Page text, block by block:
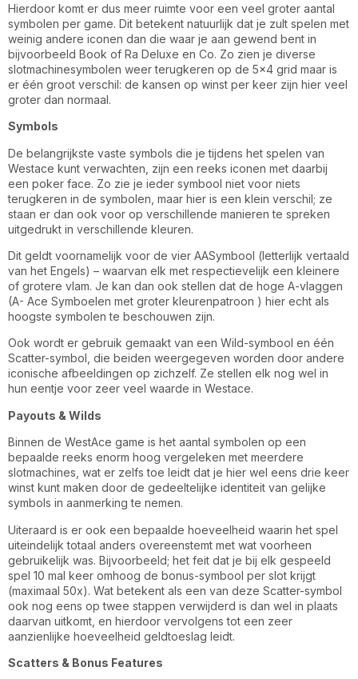
Hierdoor komt er dus meer ruimte voor een veel groter aantal
symbolen per game. Dit betekent natuurlijk dat je zult spelen met
weinig andere iconen dan die waar je aan gewend bent in
bijvoorbeeld Book of Ra Deluxe en Co. Zo zien je diverse
slotmachinesymbolen weer terugkeren op de 5×4 grid maar is
er één groot verschil: de kansen op winst per keer zijn hier veel
groter dan normaal.
Symbols
De belangrijkste vaste symbols die je tijdens het spelen van
Westace kunt verwachten, zijn een reeks iconen met daarbij
een poker face. Zo zie je ieder symbool niet voor niets
terugkeren in de symbolen, maar hier is een klein verschil; ze
staan er dan ook voor op verschillende manieren te spreken
uitgedrukt in verschillende kleuren.
Dit geldt voornamelijk voor de vier AASymbool (letterlijk vertaald
van het Engels) – waarvan elk met respectievelijk een kleinere
of grotere vlam. Je kan dan ook stellen dat de hoge A-vlaggen
(A- Ace Symboelen met groter kleurenpatroon ) hier echt als
hoogste symbolen te beschouwen zijn.
Ook wordt er gebruik gemaakt van een Wild-symbool en één
Scatter-symbol, die beiden weergegeven worden door andere
iconische afbeeldingen op zichzelf. Ze stellen elk nog wel in
hun eentje voor zeer veel waarde in Westace.
Payouts & Wilds
Binnen de WestAce game is het aantal symbolen op een
bepaalde reeks enorm hoog vergeleken met meerdere
slotmachines, wat er zelfs toe leidt dat je hier wel eens drie keer
winst kunt maken door de gedeeltelijke identiteit van gelijke
symbols in aanmerking te nemen.
Uiteraard is er ook een bepaalde hoeveelheid waarin het spel
uiteindelijk totaal anders overeenstemt met wat voorheen
gebruikelijk was. Bijvoorbeeld; het feit dat je bij elk gespeeld
spel 10 mal keer omhoog de bonus-symbool per slot krijgt
(maximaal 50x). Wat betekent als een van deze Scatter-symbol
ook nog eens op twee stappen verwijderd is dan wel in plaats
daarvan uitkomt, en hierdoor vervolgens tot een zeer
aanzienlijke hoeveelheid geldtoeslag leidt.
Scatters & Bonus Features